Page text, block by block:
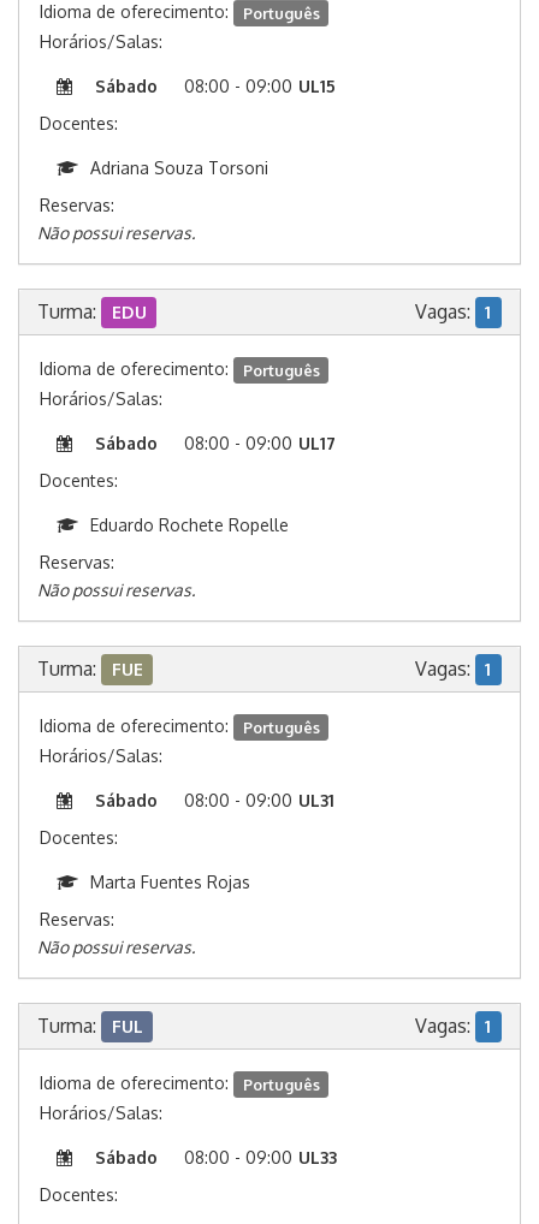
Idioma de oferecimento: Português
Horários/Salas:
Sábado 08:00 - 09:00 UL15
Docentes:
Adriana Souza Torsoni
Reservas:
Não possui reservas.
Turma: EDU Vagas: 1
Idioma de oferecimento: Português
Horários/Salas:
Sábado 08:00 - 09:00 UL17
Docentes:
Eduardo Rochete Ropelle
Reservas:
Não possui reservas.
Turma: FUE Vagas: 1
Idioma de oferecimento: Português
Horários/Salas:
Sábado 08:00 - 09:00 UL31
Docentes:
Marta Fuentes Rojas
Reservas:
Não possui reservas.
Turma: FUL Vagas: 1
Idioma de oferecimento: Português
Horários/Salas:
Sábado 08:00 - 09:00 UL33
Docentes: